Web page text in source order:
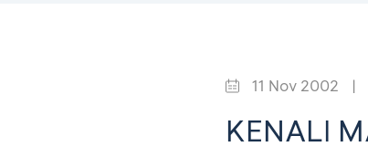
11 Nov 2002 |
KENALI